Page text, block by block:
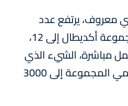
معروف، يرتفع عدد
المنشآت الصحية التي تديرها مجموعة أكديطال إلى 12،
250 فرصة عمل مباشرة، الشيء الذي
سيرفع العدد الإجمالي لمستخدمي المجموعة إلى 3000